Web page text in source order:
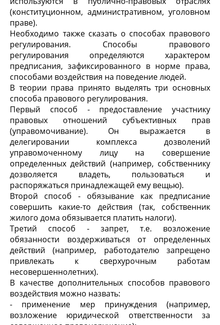
(конституционном, административном, уголовном
праве).
Необходимо также сказать о способах правового
регулирования. Способы правового
регулирования определяются характером
предписания, зафиксированного в норме права,
способами воздействия на поведение людей.
В теории права принято выделять три основных
способа правового регулирования.
Первый способ - предоставление участнику
правовых отношений субъективных прав
(управомочивание). Он выражается в
делегировании комплекса дозволений
управомоченному лицу на совершение
определенных действий (например, собственнику
дозволяется владеть, пользоваться и
распоряжаться принадлежащей ему вещью).
Второй способ - обязывание как предписание
совершить какие-то действия (так, собственник
жилого дома обязывается платить налоги).
Третий способ - запрет, т.е. возложение
обязанности воздерживаться от определенных
действий (например, работодателю запрещено
привлекать к сверхурочным работам
несовершеннолетних).
В качестве дополнительных способов правового
воздействия можно назвать:
- применение мер принуждения (например,
возложение юридической ответственности за